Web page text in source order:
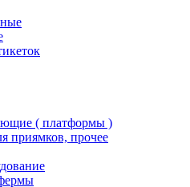
( платформы )
приямков, прочее